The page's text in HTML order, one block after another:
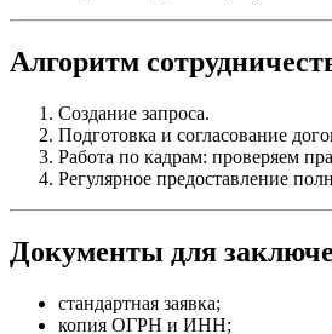
Алгоритм
Создание запроса.
Подготовка и согласование
Работа по кадрам: проверяем
Регулярное предоставление
Документы для
стандартная заявка;
копия ОГРН и ИНН;